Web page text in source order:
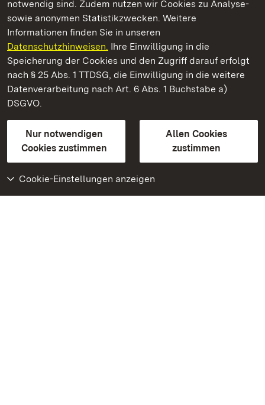
notwendig sind. Zudem nutzen wir Cookies zu Analyse-
sowie anonymen Statistikzwecken. Weitere
Informationen finden Sie in unseren
Datenschutzhinweisen. Ihre Einwilligung in die
Speicherung der Cookies und den Zugriff darauf erfolgt
nach § 25 Abs. 1 TTDSG, die Einwilligung in die weitere
Datenverarbeitung nach Art. 6 Abs. 1 Buchstabe a)
DSGVO.
Nur notwendigen
Cookies zustimmen
Allen Cookies
zustimmen
Cookie-Einstellungen anzeigen
Staatliche Schlösser und Gärten Baden‑Württemberg
Staatliche Schlösser und Gärten Baden-Württemberg
Kontakt
GebärdenspracheLeichte Sprache
Erklärung zur Barrierefreiheit
BITV-konform (geprüfte Seiten)
Weiteres